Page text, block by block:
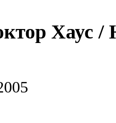
Хаус /